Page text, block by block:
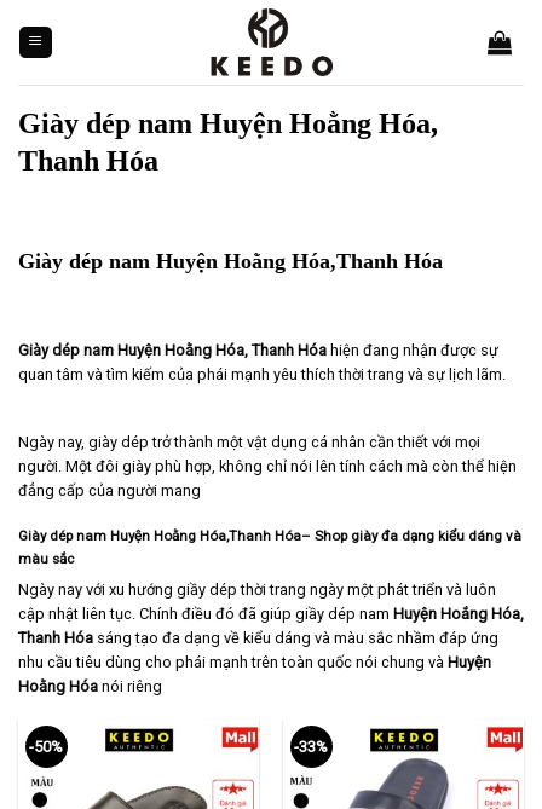
content
Giày dép nam Huyện Hoằng Hóa,
Thanh Hóa
Giày dép nam Huyện Hoằng Hóa,Thanh Hóa
Giày dép nam Huyện Hoằng Hóa, Thanh Hóa hiện đang nhận được sự
quan tâm và tìm kiếm của phái mạnh yêu thích thời trang và sự lịch lãm.
Ngày nay, giày dép trở thành một vật dụng cá nhân cần thiết với mọi
người. Một đôi giày phù hợp, không chỉ nói lên tính cách mà còn thể hiện
đẳng cấp của người mang
Giày dép nam Huyện Hoằng Hóa,Thanh Hóa– Shop giày đa dạng kiểu dáng và
màu sắc
Ngày nay với xu hướng giầy dép thời trang ngày một phát triển và luôn
cập nhật liên tục. Chính điều đó đã giúp giầy dép nam Huyện Hoắng Hóa,
Thanh Hóa sáng tạo đa dạng về kiểu dáng và màu sắc nhầm đáp ứng
nhu cầu tiêu dùng cho phái mạnh trên toàn quốc nói chung và Huyện
Hoằng Hóa nói riêng
-50% -33%